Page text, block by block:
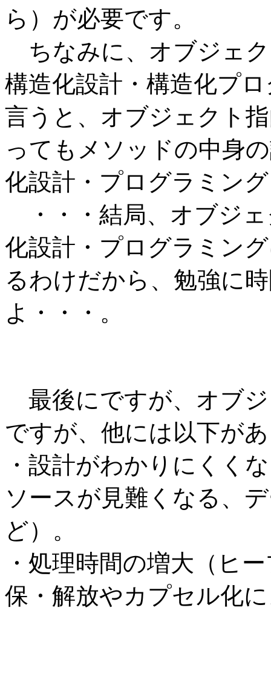
ら）が必要です。
ちなみに、オブジェ
構造化設計・構造化プ
言うと、オブジェクト
ってもメソッドの中身
化設計・プログラミン
・・・結局、オブジ
化設計・プログラミン
るわけだから、勉強に
よ・・・。
最後にですが、オブ
ですが、他には以下が
・設計がわかりにくく
ソースが見難くなる、
ど）。
・処理時間の増大（ヒ
保・解放やカプセル化